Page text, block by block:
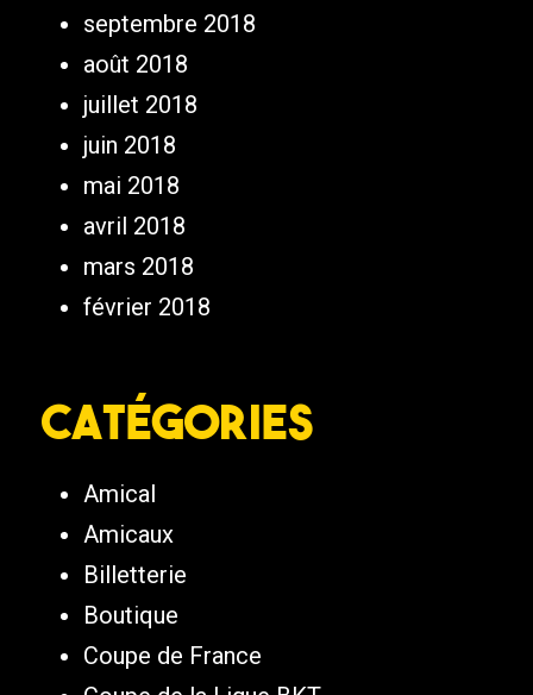
septembre 2018
août 2018
juillet 2018
juin 2018
mai 2018
avril 2018
mars 2018
février 2018
Catégories
Amical
Amicaux
Billetterie
Boutique
Coupe de France